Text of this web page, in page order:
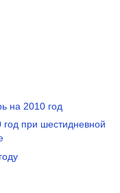
на 2010 год
год при шестидневной